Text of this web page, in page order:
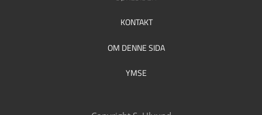
KONTAKT
OM DENNE SIDA
YMSE